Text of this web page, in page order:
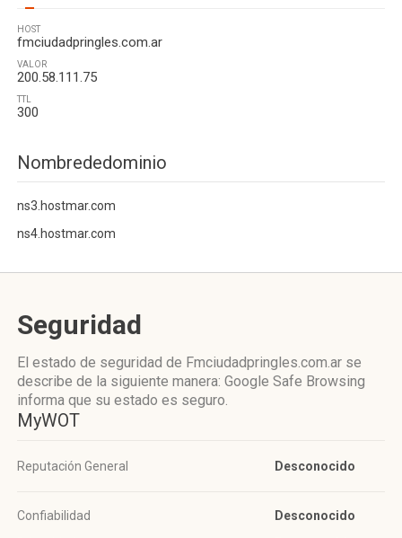
HOST
fmciudadpringles.com.ar
VALOR
200.58.111.75
TTL
300
Nombrededominio
ns3.hostmar.com
ns4.hostmar.com
Seguridad
El estado de seguridad de Fmciudadpringles.com.ar se
describe de la siguiente manera: Google Safe Browsing
informa que su estado es seguro.
MyWOT
Reputación General Desconocido
Confiabilidad
Desconocido